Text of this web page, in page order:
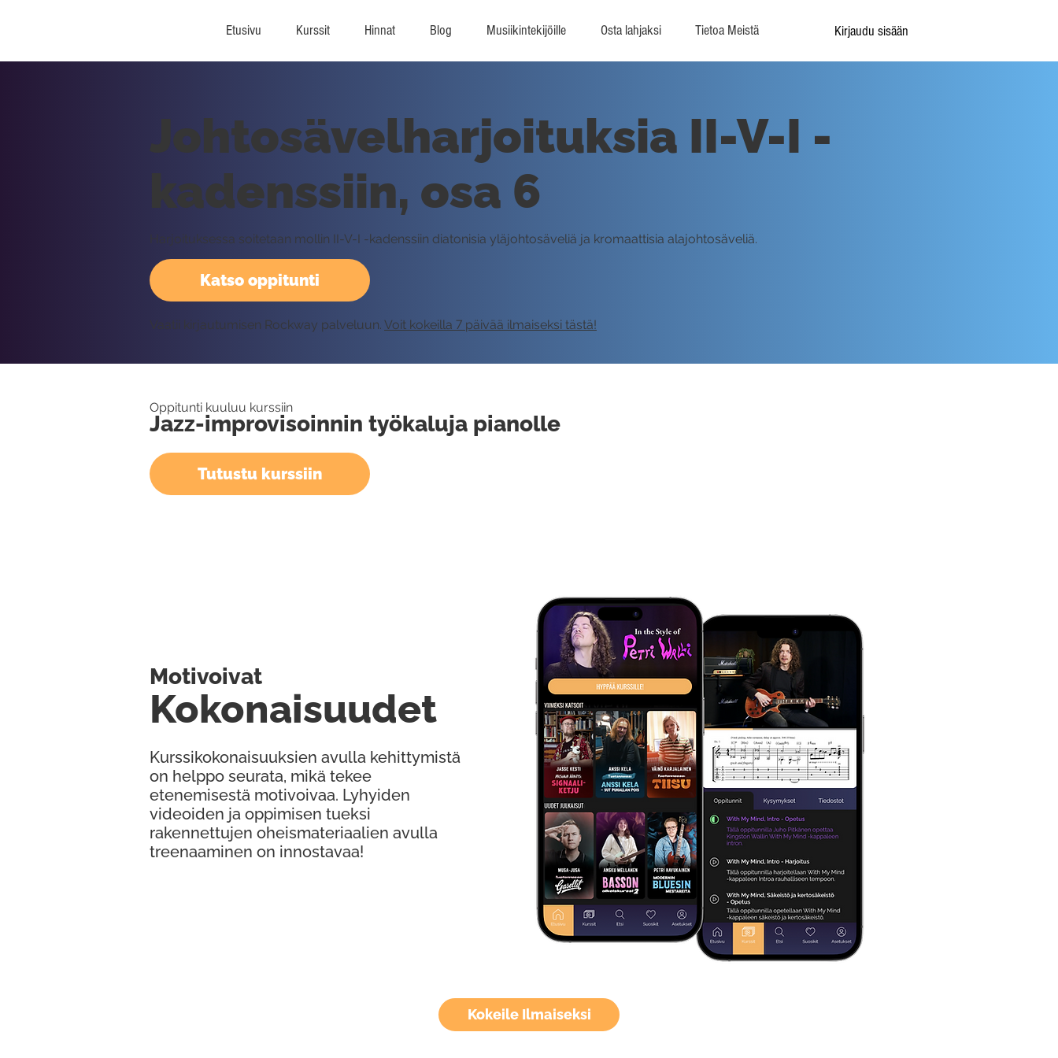
Etusivu Kurssit Hinnat Blog Musiikintekijöille Osta lahjaksi Tietoa Meistä Kirjaudu sisään
Kokeile Ilmaiseksi
Katso oppitunti
Johtosävelharjoituksia II-V-I -
kadenssiin, osa 6
Harjoituksessa soitetaan mollin II-V-I -kadenssiin diatonisia yläjohtosäveliä ja kromaattisia alajohtosäveliä.
Vaatii kirjautumisen Rockway palveluun. Voit kokeilla 7 päivää ilmaiseksi tästä!
Oppitunti kuuluu kurssiin
Jazz-improvisoinnin työkaluja pianolle
Tutustu kurssiin
Kurssikokonaisuuksien avulla kehittymistä
on helppo seurata, mikä tekee
etenemisestä motivoivaa. Lyhyiden
videoiden ja oppimisen tueksi
rakennettujen oheismateriaalien avulla
treenaaminen on innostavaa!
Kokonaisuudet
Motivoivat